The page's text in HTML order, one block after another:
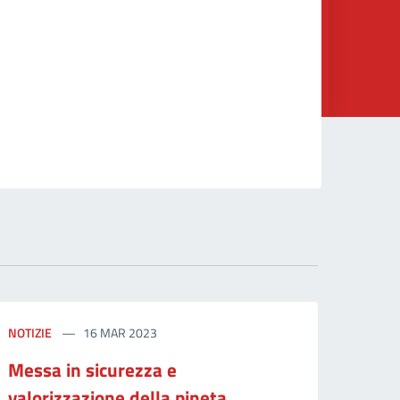
NOTIZIE 16 MAR 2023
Messa in sicurezza e